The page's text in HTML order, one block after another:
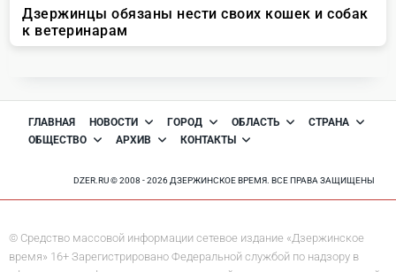
ГЛАВНАЯ НОВОСТИ ГОРОД ОБЛАСТЬ
СТРАНА
ОБЩЕСТВО
АРХИВ КОНТАКТЫ
DZER.RU © 2008 - 2026 ДЗЕРЖИНСКОЕ ВРЕМЯ. ВСЕ ПРАВА ЗАЩИЩЕНЫ
© Средство массовой информации сетевое издание «Дзержинское
время» 16+ Зарегистрировано Федеральной службой по надзору в